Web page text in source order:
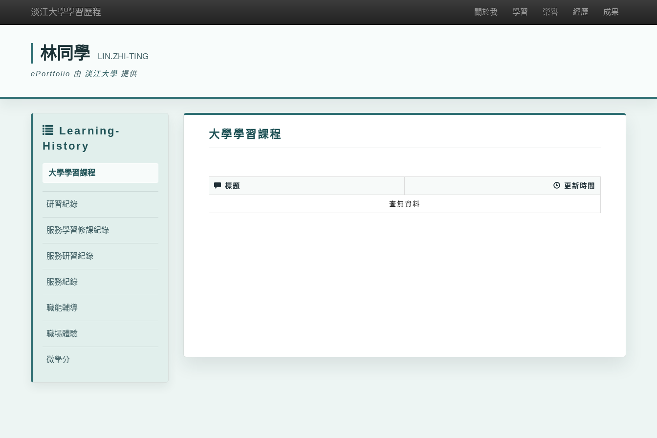
淡江大學學習歷程 關於我 學習 榮譽 經歷 成果
林同學 LIN.ZHI-TING
ePortfolio 由 淡江大學 提供
Learning-
History
大學學習課程
研習紀錄
服務學習修課紀錄
服務研習紀錄
服務紀錄
職能輔導
職場體驗
微學分
大學學習課程
標題 更新時間
查無資料